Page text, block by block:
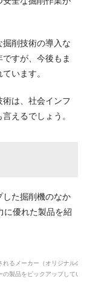
削技術の導入な
すが、今後もま
います。
は、社会インフ
えるでしょう。
した掘削機のなか
に優れた製品を紹
るメーカー（オリジナルの
の製品をピックアップしてい